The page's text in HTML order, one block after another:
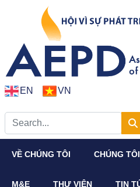
EN VN
VỀ CHÚNG TÔI CHÚNG
M&E THƯ VIỆN TIN